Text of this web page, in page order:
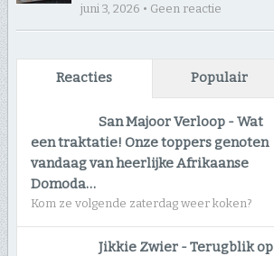
juni 3, 2026 • Geen reactie
Reacties Populair
San Majoor Verloop -Wat
een traktatie! Onze toppers genoten
vandaag van heerlijke Afrikaanse
Domoda…
Kom ze volgende zaterdag weer koken?
Jikkie Zwier -Terugblik op